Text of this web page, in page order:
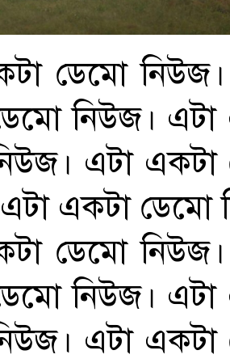
ডেমো
নিউজ।
এটা
একটা ডেমো
ডেমো
নিউজ।
এটা